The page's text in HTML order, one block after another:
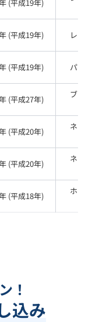
(平成19年)
(平成19年) レッド
(平成19年) パール
(平成27年)
ブラ
(平成20年)
ネイ
(平成20年)
ネイ
(平成18年)
ホワ
！
込み